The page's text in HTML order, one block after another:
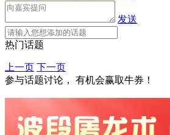
发送
热门话题
上一页 下一页
参与话题讨论， 有机会赢取牛券！